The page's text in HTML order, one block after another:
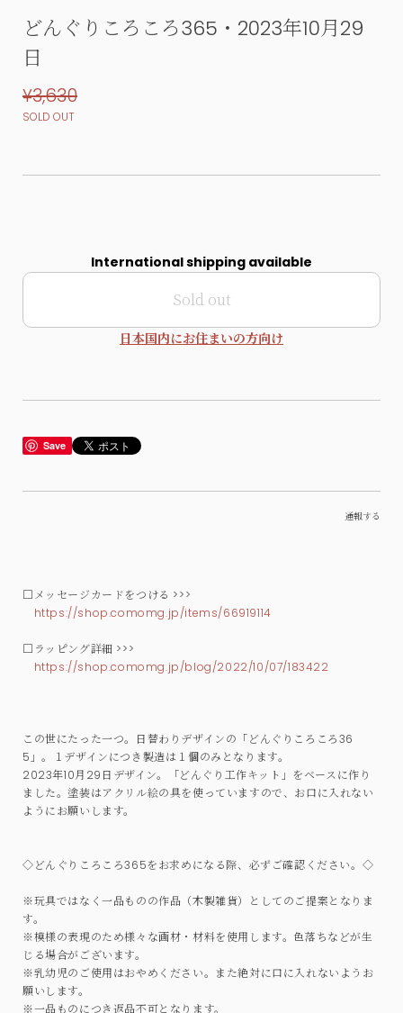
どんぐりころころ365・2023年10月29
日
¥3,630
SOLD OUT
International shipping available
Sold out
日本国内にお住まいの方向け
Save
通報する
□メッセージカードをつける >>>
https://shop.comomg.jp/items/66919114
□ラッピング詳細 >>>
https://shop.comomg.jp/blog/2022/10/07/183422
この世にたった一つ。日替わりデザインの「どんぐりころころ36
5」。１デザインにつき製造は１個のみとなります。
2023年10月29日デザイン。「どんぐり工作キット」をベースに作り
ました。塗装はアクリル絵の具を使っていますので、お口に入れない
ようにお願いします。
◇どんぐりころころ365をお求めになる際、必ずご確認ください。◇
※玩具ではなく一品ものの作品（木製雑貨）としてのご提案となりま
す。
※模様の表現のため様々な画材・材料を使用します。色落ちなどが生
じる場合がございます。
※乳幼児のご使用はおやめください。また絶対に口に入れないようお
願いします。
※一品ものにつき返品不可となります。